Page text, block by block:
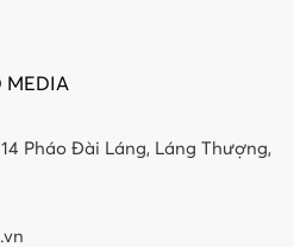
MEDIA
Pháo Đài Láng, Láng Thượng,